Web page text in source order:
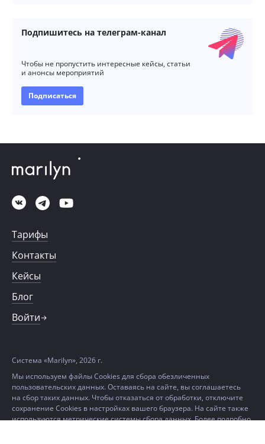
Подпишитесь на телеграм-канал
Чтобы не пропустить интересные кейсы, статьи
и анонсы мероприятий
Подписаться
Тарифы
Контакты
Кейсы
Блог
Войти
Система «Marilyn», 2026 г.
Мы используем файлы Cookies для сбора обезличенных
пользовательских данных. Оставаясь на сайте, вы соглашаетесь
на сбор таких данных. Чтобы отказаться от обработки, отключите
сохранение Cookies в настройках вашего браузера. На сайте также
используются метрические системы сбора данных. Более подробно